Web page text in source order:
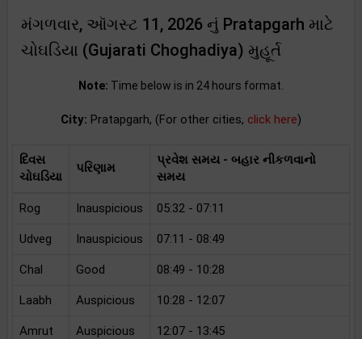
મંગળવાર, ઑગસ્ટ 11, 2026 નું Pratapgarh માટે
ચોઘડિયા (Gujarati Choghadiya) મુહૂર્ત
Note: Time below is in 24 hours format.
City: Pratapgarh, (For other cities, click here)
દિવસ
ચોઘડિયા
પરિણામ
પ્રવેશ સમય - બહાર નીકળવાનો
સમય
Rog Inauspicious 05:32 - 07:11
Udveg Inauspicious 07:11 - 08:49
Chal Good 08:49 - 10:28
Laabh Auspicious 10:28 - 12:07
Amrut Auspicious 12:07 - 13:45